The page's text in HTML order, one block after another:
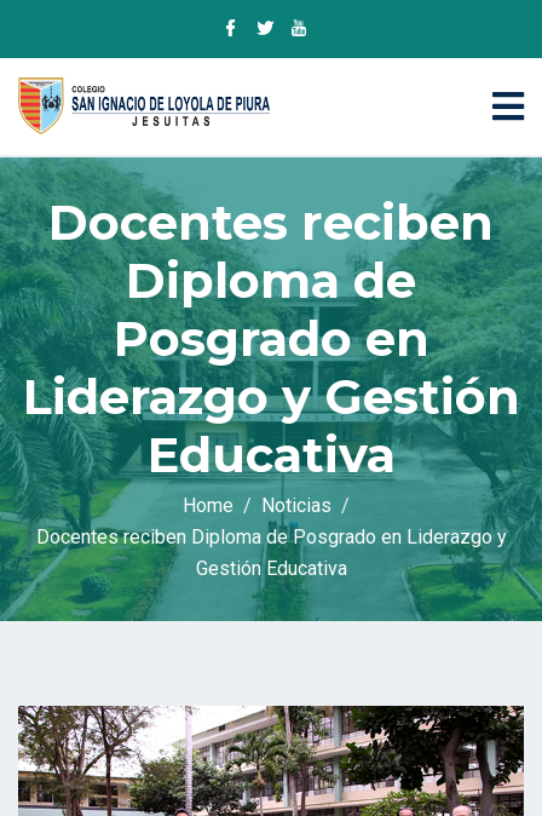
Docentes reciben
Diploma de
Posgrado en
Liderazgo y Gestión
Educativa
Home
Noticias
Docentes reciben Diploma de Posgrado en Liderazgo y
Gestión Educativa